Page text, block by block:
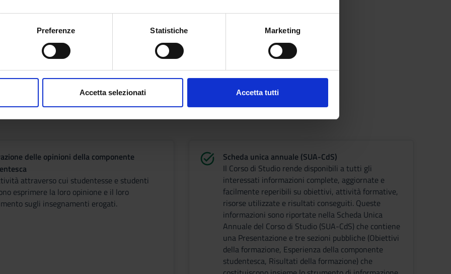
anche:
sulla tua posizione geografica, con un'approssimazione di qualche metro,
in qualsiasi momento dalla Dichiarazione sui cookie.
e social media, i quali potrebbero combinarle con altre informazioni che hai fornito loro o
Preferenze Statistiche Marketing
Accetta selezionati Accetta tutti
delle opinioni della componente
attraverso cui studentesse e studenti
esprimere la loro opinione e il loro
sugli insegnamenti erogati.
Scheda unica annuale (SUA-CdS)
Il Corso di Studio rende disponibili a tutti gli
interessati informazioni complete, aggiornate e
facilmente reperibili su obiettivi, attività formative,
risorse utilizzate e risultati conseguiti. Queste
informazioni sono riportate nella Scheda Unica
Annuale del Corso di Studio (SUA-CdS) che contiene
una Presentazione e tre sezioni pubbliche (Obiettivi
della formazione, Esperienza della componente
studentesca, Risultati della formazione) che